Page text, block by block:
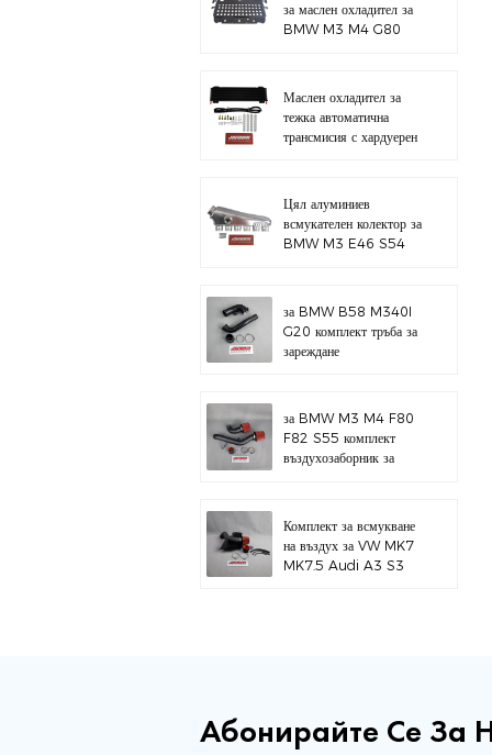
за маслен охладител за
BMW M3 M4 G80
Маслен охладител за
тежка автоматична
трансмисия с хардуерен
Цял алуминиев
всмукателен колектор за
BMW M3 E46 S54
за BMW B58 M340I
G20 комплект тръба за
зареждане
за BMW M3 M4 F80
F82 S55 комплект
въздухозаборник за
Комплект за всмукване
на въздух за VW MK7
MK7.5 Audi A3 S3
Абонирайте Се За